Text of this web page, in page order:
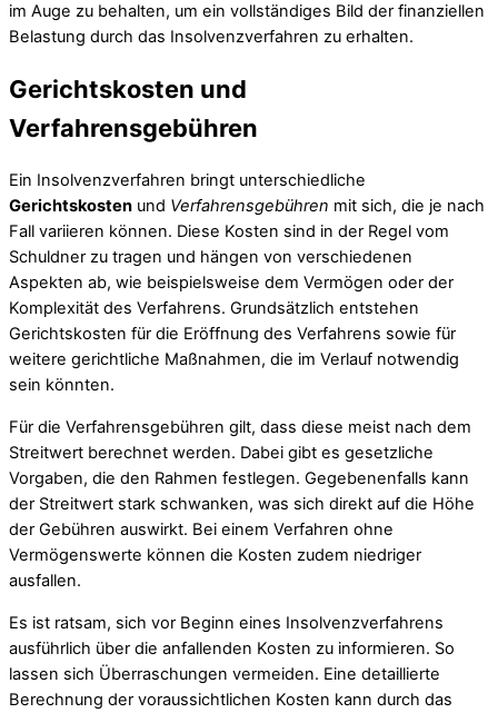
im Auge zu behalten, um ein vollständiges Bild der finanziellen
Belastung durch das Insolvenzverfahren zu erhalten.
Gerichtskosten und
Verfahrensgebühren
Ein Insolvenzverfahren bringt unterschiedliche
Gerichtskosten und Verfahrensgebühren mit sich, die je nach
Fall variieren können. Diese Kosten sind in der Regel vom
Schuldner zu tragen und hängen von verschiedenen
Aspekten ab, wie beispielsweise dem Vermögen oder der
Komplexität des Verfahrens. Grundsätzlich entstehen
Gerichtskosten für die Eröffnung des Verfahrens sowie für
weitere gerichtliche Maßnahmen, die im Verlauf notwendig
sein könnten.
Für die Verfahrensgebühren gilt, dass diese meist nach dem
Streitwert berechnet werden. Dabei gibt es gesetzliche
Vorgaben, die den Rahmen festlegen. Gegebenenfalls kann
der Streitwert stark schwanken, was sich direkt auf die Höhe
der Gebühren auswirkt. Bei einem Verfahren ohne
Vermögenswerte können die Kosten zudem niedriger
ausfallen.
Es ist ratsam, sich vor Beginn eines Insolvenzverfahrens
ausführlich über die anfallenden Kosten zu informieren. So
lassen sich Überraschungen vermeiden. Eine detaillierte
Berechnung der voraussichtlichen Kosten kann durch das